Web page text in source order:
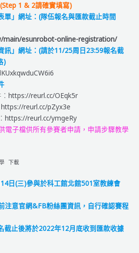
1 & 2請確實填寫)
單」網址：(隊伍報名與匯款截止時間
main/esunrobot-online-registration/
訊」網址：(請於11/25周日23:59報名截
)
https://reurl.cc/OEqk5r
https://reurl.cc/pZyx3e
https://reurl.cc/ymgeRy
電子檔供所有參賽者申請，申請步驟教學
下載
日(三)參與於科工館北館501室教練會
注意官網&FB粉絲團資訊，自行確認賽程
截止後將於2022年12月底收到匯款收據